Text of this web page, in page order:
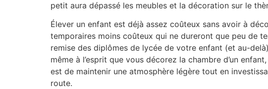
petit aura dépassé les meubles et la décoration sur le
Élever un enfant est déjà assez coûteux sans avoir à
temporaires moins coûteux qui ne dureront que peu de
remise des diplômes de lycée de votre enfant (et au-
même à l’esprit que vous décorez la chambre d’un
est de maintenir une atmosphère légère tout en
route.